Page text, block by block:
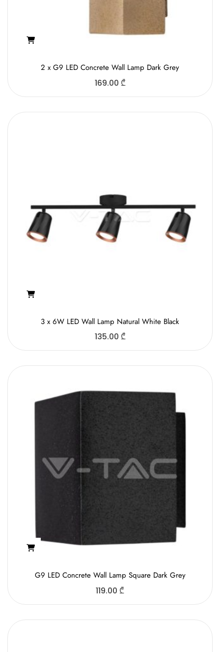
2 x G9 LED Concrete Wall Lamp Dark Grey
169.00 ₾
3 x 6W LED Wall Lamp Natural White Black
135.00 ₾
G9 LED Concrete Wall Lamp Square Dark Grey
119.00 ₾